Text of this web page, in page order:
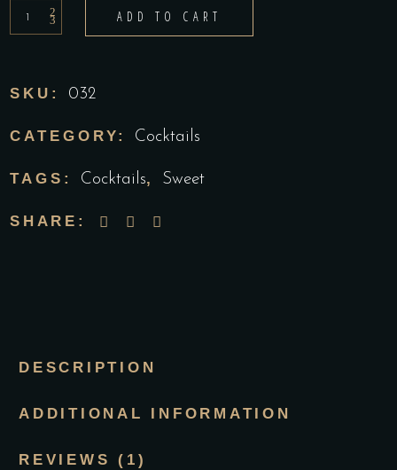
ADD TO CART
SKU: 032
CATEGORY: Cocktails
TAGS: Cocktails, Sweet
SHARE:
DESCRIPTION
ADDITIONAL INFORMATION
REVIEWS (1)